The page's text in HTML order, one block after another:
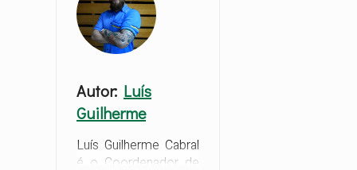
Autor: Luís
Guilherme
Luís Guilherme Cabral
é o Coordenador de